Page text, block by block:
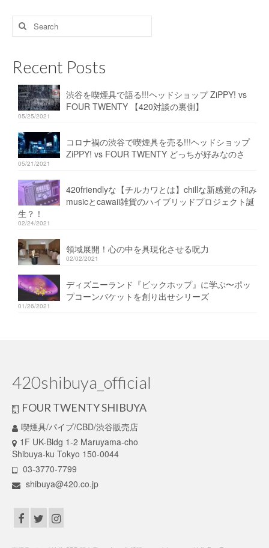
Search
for:
Recent Posts
渋谷を喫煙具で語る!!!ヘッドショップ ZiPPY! vs
FOUR TWENTY 【420対談の裏側】
05/25/2021
コロナ禍の渋谷で喫煙具を売る!!!ヘッドショップ
ZiPPY! vs FOUR TWENTY どっちが好みなのさ
05/21/2021
420friendlyな【チルカワとは】chillな新感覚の和み
musicとcawaii雑貨のハイブリッドプロジェクト誕
生？！
02/24/2021
領域展開！心の中を具現化させる呪力
02/02/2021
ディズニーランド『ビックホップ』に学ぶ〜ポッ
プコーンバケットを創り出せシリーズ
01/26/2021
420shibuya_official
FOUR TWENTY SHIBUYA
喫煙具/パイプ/CBD/渋谷販売店
1F UK-Bldg 1-2 Maruyama-cho
Shibuya-ku Tokyo 150-0044
03-3770-7799
shibuya@420.co.jp